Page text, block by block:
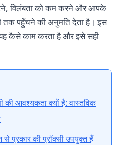
विलंबता को कम करने और आपके
तक पहुँचने की अनुमति देता है। इस
कैसे काम करता है और इसे सही
की आवश्यकता क्यों है: वास्तविक
से प्रकार की प्रॉक्सी उपयुक्त हैं